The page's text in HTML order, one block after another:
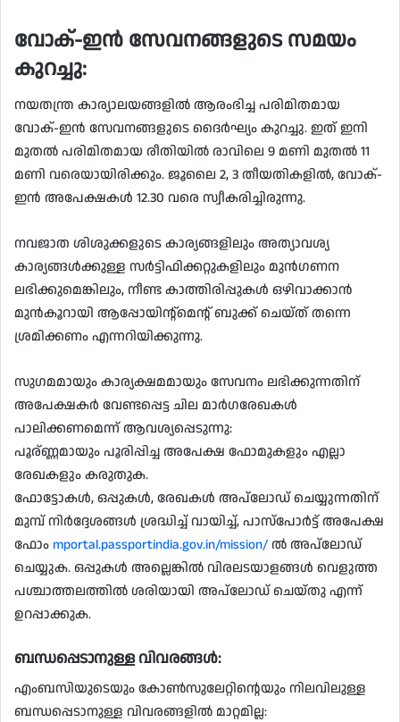
വോക്-ഇൻ സേവനങ്ങളുടെ സമയം
കുറച്ചു:
നയതന്ത്ര കാര്യാലയങ്ങളിൽ ആരംഭിച്ച പരിമിതമായ
വോക്-ഇൻ സേവനങ്ങളുടെ ദൈർഘ്യം കുറച്ചു. ഇത് ഇനി
മുതൽ പരിമിതമായ രീതിയിൽ രാവിലെ 9 മണി മുതൽ 11
മണി വരെയായിരിക്കും. ജൂലൈ 2, 3 തീയതികളിൽ, വോക്-
ഇൻ അപേക്ഷകൾ 12.30 വരെ സ്വീകരിച്ചിരുന്നു.
നവജാത ശിശുക്കളുടെ കാര്യങ്ങളിലും അത്യാവശ്യ
കാര്യങ്ങൾക്കുള്ള സർട്ടിഫിക്കറ്റുകളിലും മുൻഗണന
ലഭിക്കുമെങ്കിലും, നീണ്ട കാത്തിരിപ്പുകൾ ഒഴിവാക്കാൻ
മുൻകൂറായി ആപ്പോയിന്റ്‌മെന്റ് ബുക്ക് ചെയ്ത് തന്നെ
ശ്രമിക്കണം എന്നറിയിക്കുന്നു.
സുഗമമായും കാര്യക്ഷമമായും സേവനം ലഭിക്കുന്നതിന്
അപേക്ഷകർ വേണ്ടപ്പെട്ട ചില മാർഗരേഖകൾ
പാലിക്കണമെന്ന് ആവശ്യപ്പെടുന്നു:
പൂര്ണ്ണമായും പൂരിപ്പിച്ച അപേക്ഷ ഫോമുകളും എല്ലാ
രേഖകളും കരുതുക.
ഫോട്ടോകൾ, ഒപ്പുകൾ, രേഖകൾ അപ്‌ലോഡ് ചെയ്യുന്നതിന്
മുമ്പ് നിർദ്ദേശങ്ങൾ ശ്രദ്ധിച്ച് വായിച്ച്, പാസ്പോർട്ട് അപേക്ഷ
ഫോം mportal.passportindia.gov.in/mission/ൽ അപ്‌ലോഡ്
ചെയ്യുക. ഒപ്പുകൾ അല്ലെങ്കിൽ വിരലടയാളങ്ങൾ വെളുത്ത
പശ്ചാത്തലത്തിൽ ശരിയായി അപ്‌ലോഡ് ചെയ്തു എന്ന്
ഉറപ്പാക്കുക.
ബന്ധപ്പെടാനുള്ള വിവരങ്ങൾ:
എംബസിയുടെയും കോൺസുലേറ്റിന്റെയും നിലവിലുള്ള
ബന്ധപ്പെടാനുള്ള വിവരങ്ങളിൽ മാറ്റമില്ല: